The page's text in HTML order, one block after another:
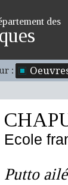
des
:
Ecole
Putto